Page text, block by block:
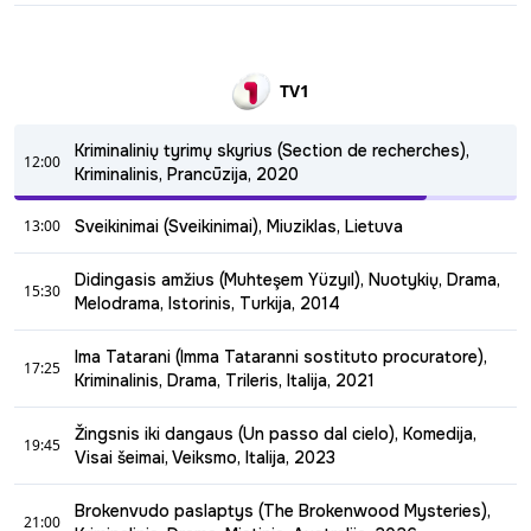
Damme, Autumn Reeser, Peter Stormare.
TV1
12:00
Kriminalinių tyrimų skyrius (Section de recherches),
Kriminalinis, Prancūzija, 2020
policijos darbas, sudėtingos jų bylos ir tarp komandos narių
užsimezgę tarpusavio santykiai.
13:00 Sveikinimai (Sveikinimai), Miuziklas, Lietuva
Pramoginis sveikinimų koncertas.
15:30
Didingasis amžius (Muhteşem Yüzyıl), Nuotykių, Drama,
Melodrama, Istorinis, Turkija, 2014
Ištaigingas ir jausmingas, tarptautinio pripažinimo
sulaukęs turkiškas serialas, pasakojantis apie sultono
Suleimano ir karo metu į vergovę paimtos ukranietės
meilę. Rūmų intrigos, spalvingas haremo gyvenimas ir
nagailestinga kova ne tik dėl valdžios, bet ir dėl valdovo
širdies.
17:25
Ima Tatarani (Imma Tataranni sostituto procuratore),
Kriminalinis, Drama, Trileris, Italija, 2021
19:45
Žingsnis iki dangaus (Un passo dal cielo), Komedija,
Visai šeimai, Veiksmo, Italija, 2023
21:00
Brokenvudo paslaptys (The Brokenwood Mysteries),